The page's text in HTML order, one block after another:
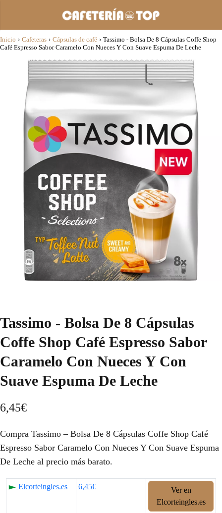
Inicio › Cafeteras › Cápsulas de café › Tassimo - Bolsa De 8 Cápsulas Coffe Shop
Café Espresso Sabor Caramelo Con Nueces Y Con Suave Espuma De Leche
Tassimo - Bolsa De 8 Cápsulas
Coffe Shop Café Espresso Sabor
Caramelo Con Nueces Y Con
Suave Espuma De Leche
6,45€
Compra Tassimo – Bolsa De 8 Cápsulas Coffe Shop Café
Espresso Sabor Caramelo Con Nueces Y Con Suave Espuma
De Leche al precio más barato.
Elcorteingles.es 6,45€
Ver en
Elcorteingles.es